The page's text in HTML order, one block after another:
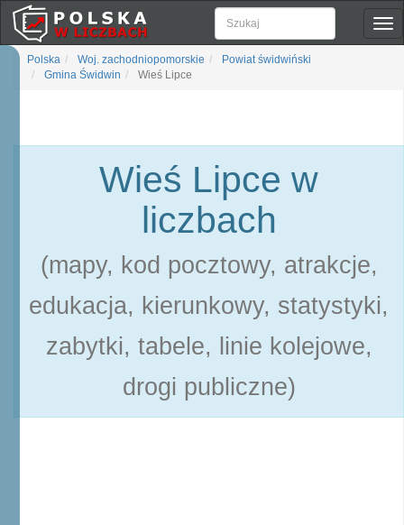
Polska Woj. zachodniopomorskie
Powiat świdwiński
Gmina Świdwin
Wieś Lipce
Wieś Lipce w
liczbach
(mapy, kod pocztowy, atrakcje,
edukacja, kierunkowy, statystyki,
zabytki, tabele, linie kolejowe,
drogi publiczne)